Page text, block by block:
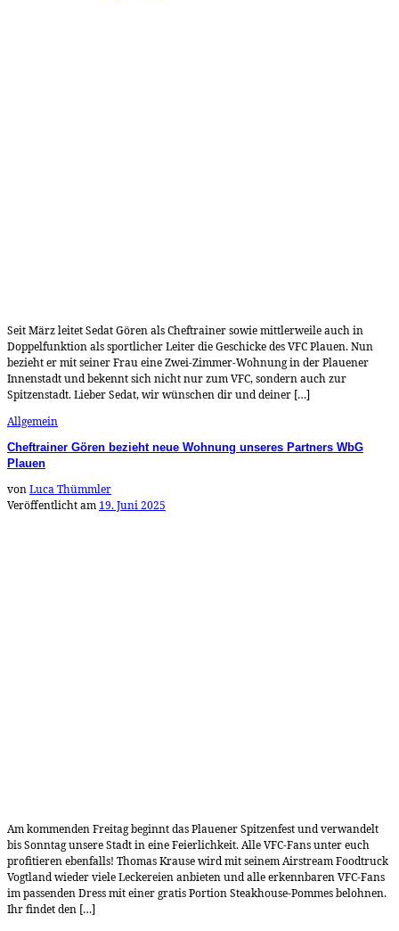
Seit März leitet Sedat Gören als Cheftrainer sowie mittlerweile auch in
Doppelfunktion als sportlicher Leiter die Geschicke des VFC Plauen. Nun
bezieht er mit seiner Frau eine Zwei-Zimmer-Wohnung in der Plauener
Innenstadt und bekennt sich nicht nur zum VFC, sondern auch zur
Spitzenstadt. Lieber Sedat, wir wünschen dir und deiner […]
Allgemein
Cheftrainer Gören bezieht neue Wohnung unseres Partners WbG
Plauen
vonLuca Thümmler
Veröffentlicht am 19. Juni 2025
Am kommenden Freitag beginnt das Plauener Spitzenfest und verwandelt
bis Sonntag unsere Stadt in eine Feierlichkeit. Alle VFC-Fans unter euch
profitieren ebenfalls! Thomas Krause wird mit seinem Airstream Foodtruck
Vogtland wieder viele Leckereien anbieten und alle erkennbaren VFC-Fans
im passenden Dress mit einer gratis Portion Steakhouse-Pommes belohnen.
Ihr findet den […]